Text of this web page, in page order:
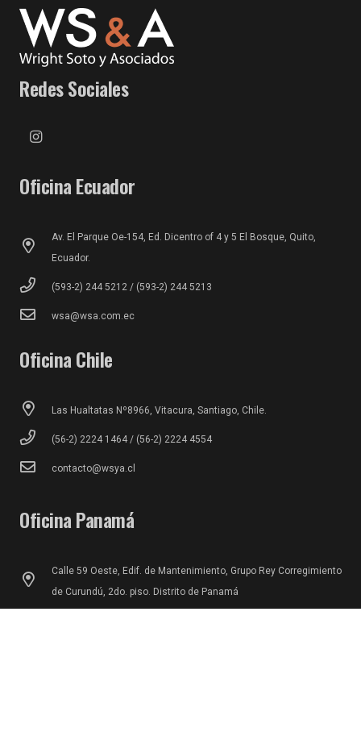
Redes Sociales
Oficina Ecuador
Av. El Parque Oe-154, Ed. Dicentro of 4 y 5 El Bosque, Quito,
Ecuador.
(593-2) 244 5212 / (593-2) 244 5213
wsa@wsa.com.ec
Oficina Chile
Las Hualtatas Nº8966, Vitacura, Santiago, Chile.
(56-2) 2224 1464 / (56-2) 2224 4554
contacto@wsya.cl
Oficina Panamá
Calle 59 Oeste, Edif. de Mantenimiento, Grupo Rey Corregimiento
de Curundú, 2do. piso. Distrito de Panamá